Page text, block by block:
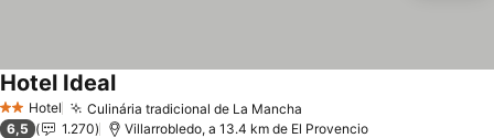
2 Estrelas
Hotel Culinária tradicional de La Mancha
Hotel IdealVer preços
6,5 1.270 Villarrobledo, a 13.4 km de El Provencio